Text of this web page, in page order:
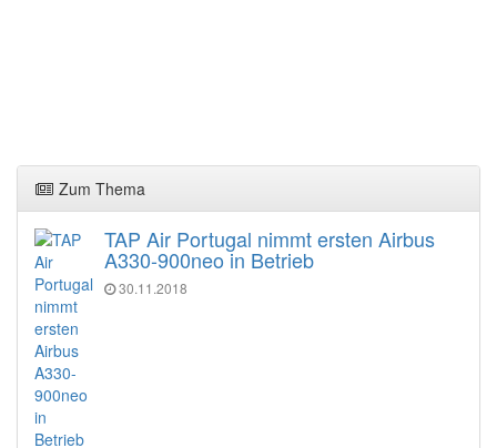
Zum Thema
TAP Air Portugal nimmt ersten Airbus
A330-900neo in Betrieb
30.11.2018